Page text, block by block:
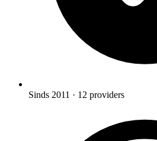
Sinds 2011 · 12 providers